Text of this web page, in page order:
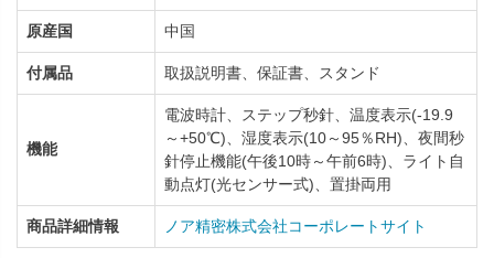
原産国 中国
付属品 取扱説明書、保証書、スタンド
機能
電波時計、ステップ秒針、温度表示(-19.9
～+50℃)、湿度表示(10～95％RH)、夜間秒
針停止機能(午後10時～午前6時)、ライト自
動点灯(光センサー式)、置掛両用
商品詳細情報 ノア精密株式会社コーポレートサイト